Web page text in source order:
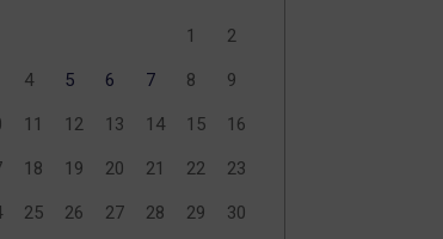
1 2
4 5 6 7 8 9
11 12 13 14 15 16
18 19 20 21 22 23
25 26 27 28 29 30